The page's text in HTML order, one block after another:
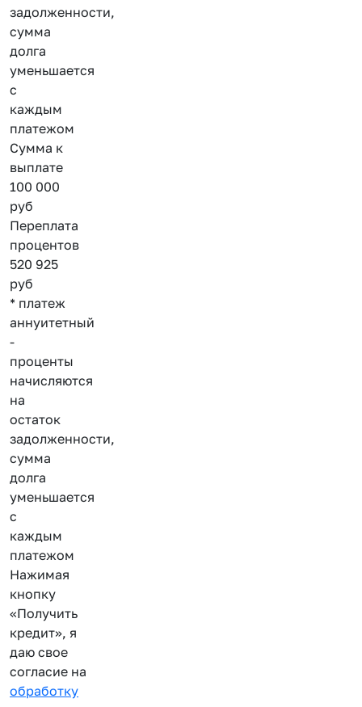
задолженности,
сумма
долга
уменьшается
с
каждым
платежом
Сумма к
выплате
100 000
руб
Переплата
процентов
520 925
руб
* платеж
аннуитетный
-
проценты
начисляются
на
остаток
задолженности,
сумма
долга
уменьшается
с
каждым
платежом
Нажимая
кнопку
«Получить
кредит», я
даю свое
согласие на
обработку